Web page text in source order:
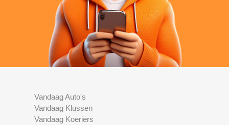
Vandaag Auto's
Vandaag Klussen
Vandaag Koeriers